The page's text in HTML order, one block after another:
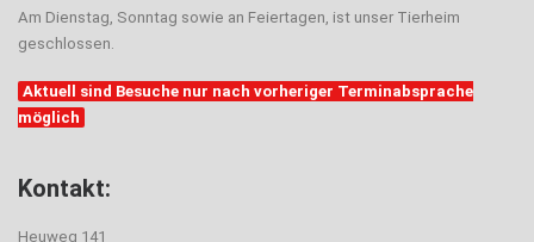
Am Dienstag, Sonntag sowie an Feiertagen, ist unser Tierheim
geschlossen.
Aktuell sind Besuche nur nach vorheriger Terminabsprache
möglich
Kontakt:
Heuweg 141